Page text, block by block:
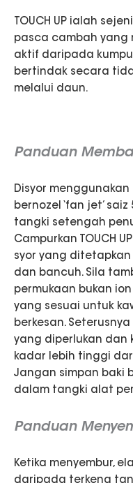
TOUCH UP ialah
pasca cambah yang
aktif daripada
bertindak secara
melalui daun.
Panduan
Disyor
bernozel ‘fan jet’
tangki setengah
Campurkan TOUCH
syor yang
dan bancuh. Sila
permukaan bukan
yang sesuai untuk
berkesan.
yang diperlukan dan
kadar lebih tinggi
Jangan simpan baki
dalam tangki alat
Panduan
Ketika menyembur,
daripada terkena